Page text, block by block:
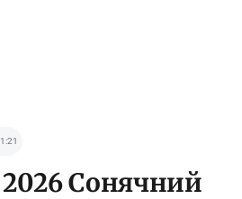
Сонячний